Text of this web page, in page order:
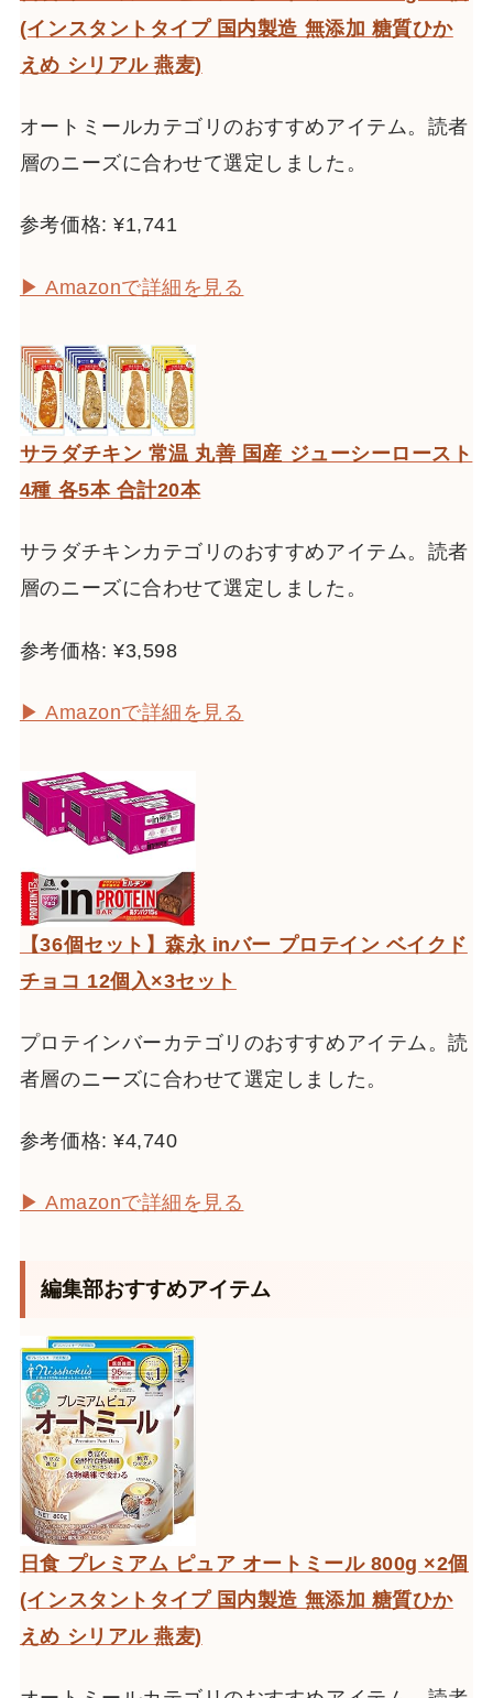
(インスタントタイプ 国内製造 無添加 糖質ひか
えめ シリアル 燕麦)
オートミールカテゴリのおすすめアイテム。読者
層のニーズに合わせて選定しました。
参考価格: ¥1,741
▶ Amazonで詳細を見る
サラダチキン 常温 丸善 国産 ジューシーロースト
4種 各5本 合計20本
サラダチキンカテゴリのおすすめアイテム。読者
層のニーズに合わせて選定しました。
参考価格: ¥3,598
▶ Amazonで詳細を見る
【36個セット】森永 inバー プロテイン ベイクド
チョコ 12個入×3セット
プロテインバーカテゴリのおすすめアイテム。読
者層のニーズに合わせて選定しました。
参考価格: ¥4,740
▶ Amazonで詳細を見る
編集部おすすめアイテム
日食 プレミアム ピュア オートミール 800g ×2個
(インスタントタイプ 国内製造 無添加 糖質ひか
えめ シリアル 燕麦)